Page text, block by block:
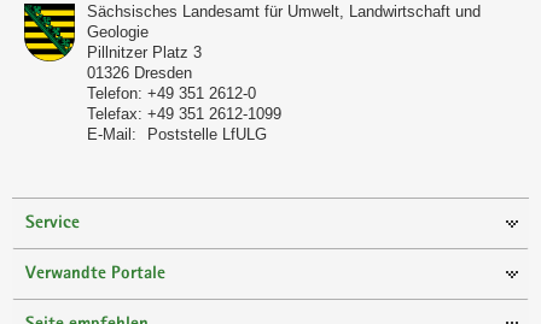
Sächsisches Landesamt für Umwelt, Landwirtschaft und
Geologie
Pillnitzer Platz 3
01326 Dresden
Telefon: +49 351 2612-0
Telefax: +49 351 2612-1099
E-Mail:
Poststelle LfULG
Service
Verwandte Portale